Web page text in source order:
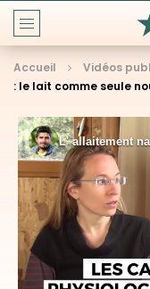
Accueil Vidéos
: le lait comme seule